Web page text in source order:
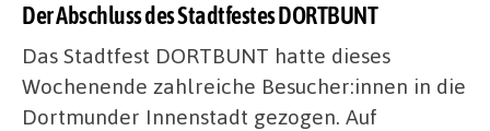
Der Abschluss des Stadtfestes DORTBUNT
Das Stadtfest DORTBUNT hatte dieses
Wochenende zahlreiche Besucher:innen in die
Dortmunder Innenstadt gezogen. Auf